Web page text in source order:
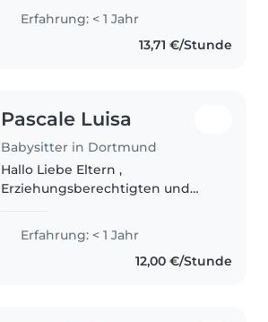
currently pursuing my MSc in
Digital Marketing in Germany
and looking for a part-time..
Erfahrung: < 1 Jahr
13,71 €/Stunde
Pascale Luisa
Babysitter in Dortmund
Hallo Liebe Eltern ,
Erziehungsberechtigten und
gelernte Erzieherin und arbeite
zurzeit in einer Kita. Falls sie..
Erfahrung: < 1 Jahr
12,00 €/Stunde